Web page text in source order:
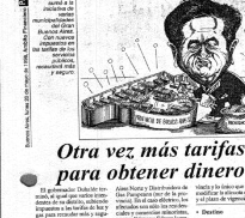
el
sector
privado
es
el
"pato